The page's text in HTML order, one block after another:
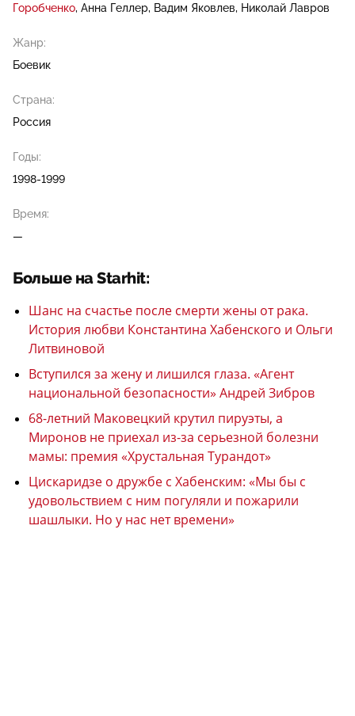
Горобченко Анна Геллер Вадим Яковлев Николай Лавров
Жанр:
Боевик
Страна:
Россия
Годы:
1998-1999
Время:
—
Больше на Starhit:
Шанс на счастье после смерти жены от рака.
История любви Константина Хабенского и Ольги
Литвиновой
Вступился за жену и лишился глаза. «Агент
национальной безопасности» Андрей Зибров
68-летний Маковецкий крутил пируэты, а
Миронов не приехал из-за серьезной болезни
мамы: премия «Хрустальная Турандот»
Цискаридзе о дружбе с Хабенским: «Мы бы с
удовольствием с ним погуляли и пожарили
шашлыки. Но у нас нет времени»